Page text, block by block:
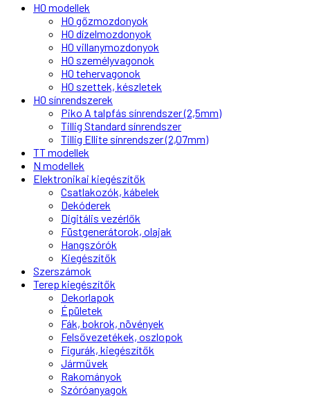
H0 modellek
H0 gőzmozdonyok
H0 dízelmozdonyok
H0 villanymozdonyok
H0 személyvagonok
H0 tehervagonok
H0 szettek, készletek
H0 sínrendszerek
Piko A talpfás sínrendszer (2,5mm)
Tillig Standard sínrendszer
Tillig Ellite sínrendszer (2,07mm)
TT modellek
N modellek
Elektronikai kiegészítők
Csatlakozók, kábelek
Dekóderek
Digitális vezérlők
Füstgenerátorok, olajak
Hangszórók
Kiegészítők
Szerszámok
Terep kiegészítők
Dekorlapok
Épületek
Fák, bokrok, növények
Felsővezetékek, oszlopok
Figurák, kiegészítők
Járművek
Rakományok
Szóróanyagok